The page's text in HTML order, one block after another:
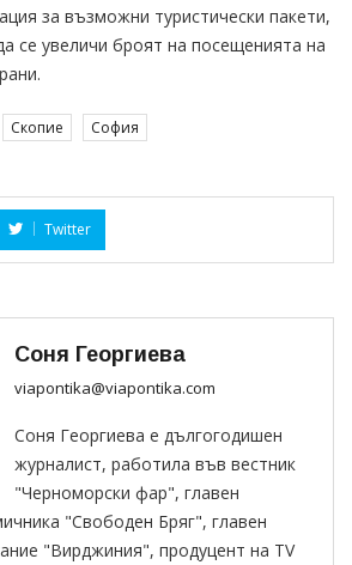
за възможни туристически пакети,
се увеличи броят на посещенията на
Скопие София
Twitter
Соня Георгиева
viapontika@viapontika.com
Соня Георгиева е дългогодишен
журналист, работила във вестник
"Черноморски фар", главен
"Свободен Бряг", главен
"Вирджиния", продуцент на TV